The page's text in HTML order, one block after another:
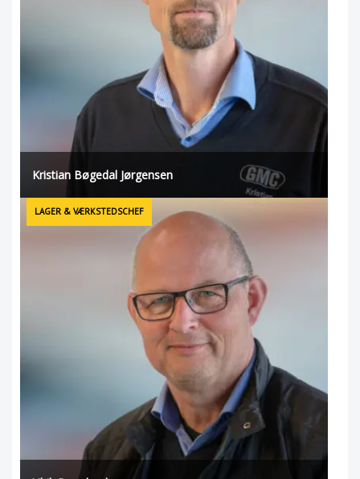
Kristian Bøgedal Jørgensen
LAGER & VÆRKSTEDSCHEF